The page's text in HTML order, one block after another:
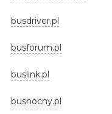
busdriver.pl
busforum.pl
buslink.pl
busnocny.pl